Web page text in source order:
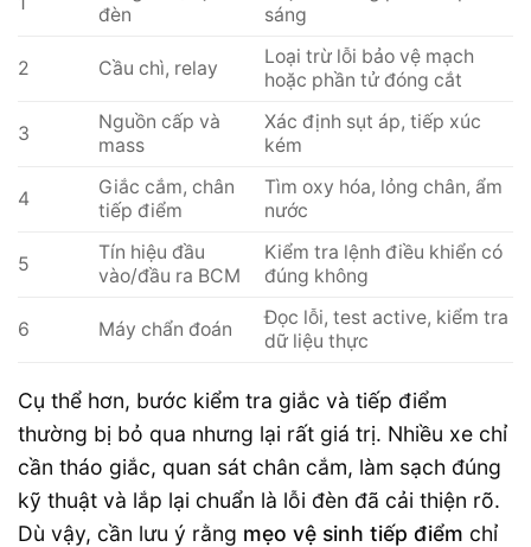
đèn
sáng
2 Cầu chì, relay
Loại trừ lỗi bảo vệ mạch
hoặc phần tử đóng cắt
3
Nguồn cấp và
mass
Xác định sụt áp, tiếp xúc
kém
4
Giắc cắm, chân
tiếp điểm
Tìm oxy hóa, lỏng chân, ẩm
nước
5
Tín hiệu đầu
vào/đầu ra BCM
Kiểm tra lệnh điều khiển có
đúng không
6 Máy chẩn đoán
Đọc lỗi, test active, kiểm tra
dữ liệu thực
Cụ thể hơn, bước kiểm tra giắc và tiếp điểm
thường bị bỏ qua nhưng lại rất giá trị. Nhiều xe chỉ
cần tháo giắc, quan sát chân cắm, làm sạch đúng
kỹ thuật và lắp lại chuẩn là lỗi đèn đã cải thiện rõ.
Dù vậy, cần lưu ý rằng mẹo vệ sinh tiếp điểm chỉ